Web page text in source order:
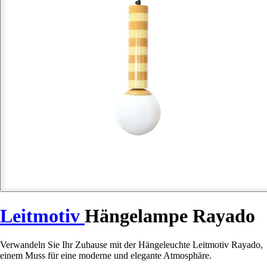
Leitmotiv Hängelampe Rayado
Verwandeln Sie Ihr Zuhause mit der Hängeleuchte Leitmotiv Rayado,
einem Muss für eine moderne und elegante Atmosphäre.